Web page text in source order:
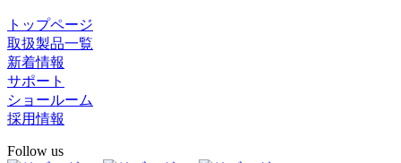
トップページ
取扱製品一覧
新着情報
サポート
ショールーム
採用情報
Follow us